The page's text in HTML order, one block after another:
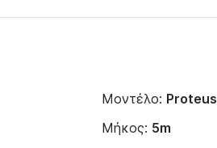
Μοντέλο: Proteus
Μήκος: 5m